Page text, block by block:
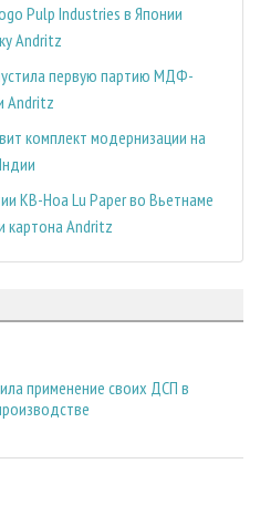
Pulp Industries в Японии
Andritz
первую партию МДФ-
Andritz
комплект модернизации на
KB-Hoa Lu Paper во Вьетнаме
картона Andritz
применение своих ДСП в